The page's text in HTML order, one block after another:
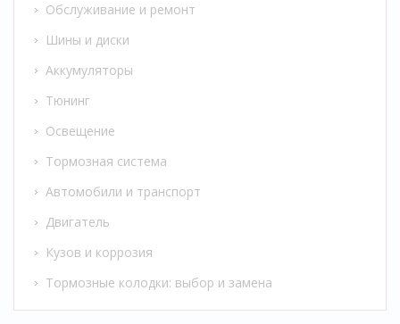
Обслуживание и ремонт
Шины и диски
Аккумуляторы
Тюнинг
Освещение
Тормозная система
Автомобили и транспорт
Двигатель
Кузов и коррозия
Тормозные колодки: выбор и замена